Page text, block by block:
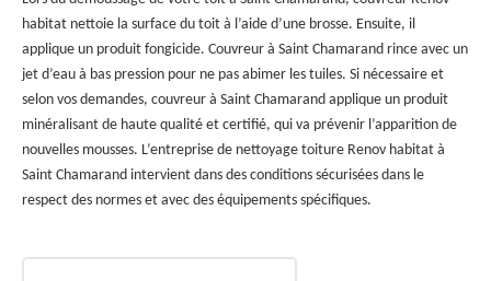
habitat nettoie la surface du toit à l’aide d’une brosse. Ensuite, il
applique un produit fongicide. Couvreur à Saint Chamarand rince avec un
jet d’eau à bas pression pour ne pas abimer les tuiles. Si nécessaire et
selon vos demandes, couvreur à Saint Chamarand applique un produit
minéralisant de haute qualité et certifié, qui va prévenir l’apparition de
nouvelles mousses. L’entreprise de nettoyage toiture Renov habitat à
Saint Chamarand intervient dans des conditions sécurisées dans le
respect des normes et avec des équipements spécifiques.